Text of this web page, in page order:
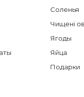
Соленья
Чищені
Ягоды
Яйца
Подарки